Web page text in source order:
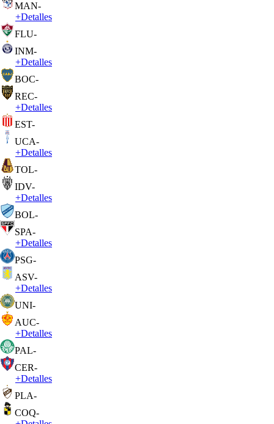
MAN-
+Detalles
FLU-
INM-
+Detalles
BOC-
REC-
+Detalles
EST-
UCA-
+Detalles
TOL-
IDV-
+Detalles
BOL-
SPA-
+Detalles
PSG-
ASV-
+Detalles
UNI-
AUC-
+Detalles
PAL-
CER-
+Detalles
PLA-
COQ-